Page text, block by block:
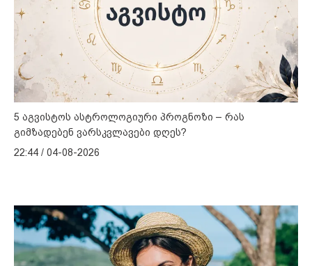
5 აგვისტოს ასტროლოგიური პროგნოზი – რას
გიმზადებენ ვარსკვლავები დღეს?
22:44 / 04-08-2026